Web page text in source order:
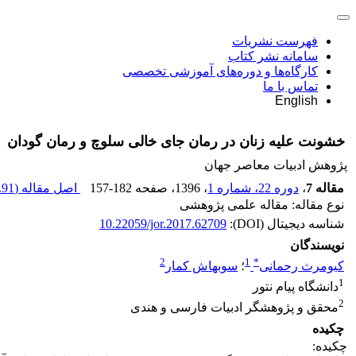
فهرست نشریات
سامانه نشر کتاب
کارگاه‌ها و دوره‌های آموزشی تخصصی
تماس با ما
English
خشونت علیه زنان در رمان جای خالی سلوچ و رمان گودان
پژوهش ادبیات معاصر جهان
مقاله 7
، دوره 22، شماره 1 ، 1396 ، صفحه 157-182 اصل مقاله (K
نوع مقاله: مقاله علمی پژوهشی
شناسه دیجیتال (DOI):
10.22059/jor.2017.62709
نویسندگان
کیومرث رحمانی*
1؛ سوبهاش کمار 2
1دانشگاه پیام نتور
2محقق و پژوهشگر ادبیات فارسی و هندی
چکیده
چکیده: